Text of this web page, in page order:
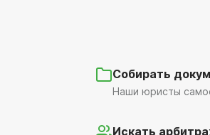
Собирать
Наши юристы
Искать